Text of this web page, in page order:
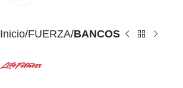
Inicio FUERZA BANCOS